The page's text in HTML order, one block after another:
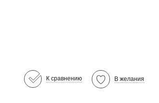
К сравнению В желания